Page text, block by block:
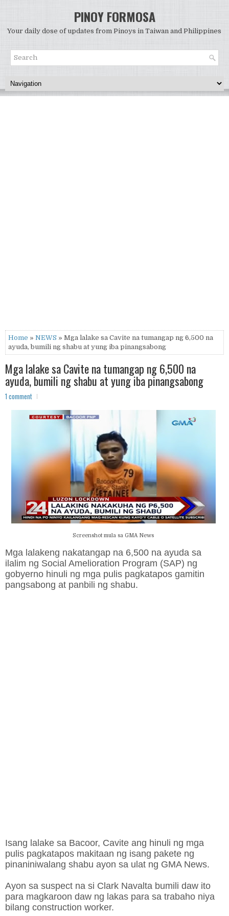
PINOY FORMOSA
Your daily dose of updates from Pinoys in Taiwan and Philippines
Home » NEWS » Mga lalake sa Cavite na tumangap ng 6,500 na
ayuda, bumili ng shabu at yung iba pinangsabong
Mga lalake sa Cavite na tumangap ng 6,500 na
ayuda, bumili ng shabu at yung iba pinangsabong
1 comment
Screenshot mula sa GMA News
Mga lalakeng nakatangap na 6,500 na ayuda sa
ilalim ng Social Amelioration Program (SAP) ng
gobyerno hinuli ng mga pulis pagkatapos gamitin
pangsabong at panbili ng shabu.
Isang lalake sa Bacoor, Cavite ang hinuli ng mga
pulis pagkatapos makitaan ng isang pakete ng
pinaniniwalang shabu ayon sa ulat ng GMA News.
Ayon sa suspect na si Clark Navalta bumili daw ito
para magkaroon daw ng lakas para sa trabaho niya
bilang construction worker.